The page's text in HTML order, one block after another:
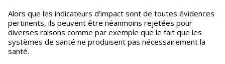
Alors que les indicateurs d’impact sont de toutes évidences
pertinents, ils peuvent être néanmoins rejetées pour
diverses raisons comme par exemple que le fait que les
systèmes de santé ne produisent pas nécessairement la
santé.